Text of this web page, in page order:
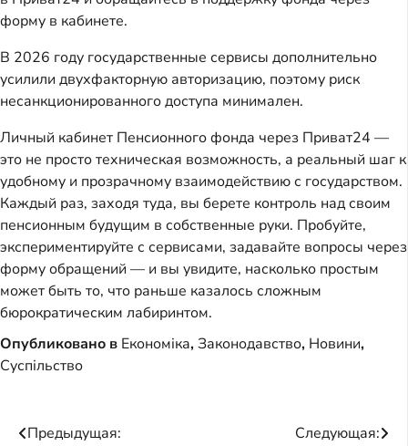
форму в кабинете.
В 2026 году государственные сервисы дополнительно
усилили двухфакторную авторизацию, поэтому риск
несанкционированного доступа минимален.
Личный кабинет Пенсионного фонда через Приват24 —
это не просто техническая возможность, а реальный шаг к
удобному и прозрачному взаимодействию с государством.
Каждый раз, заходя туда, вы берете контроль над своим
пенсионным будущим в собственные руки. Пробуйте,
экспериментируйте с сервисами, задавайте вопросы через
форму обращений — и вы увидите, насколько простым
может быть то, что раньше казалось сложным
бюрократическим лабиринтом.
Опубликовано в Економіка,Законодавство, Новини,
Суспільство
Навигация
Предыдущая:
Следующая: